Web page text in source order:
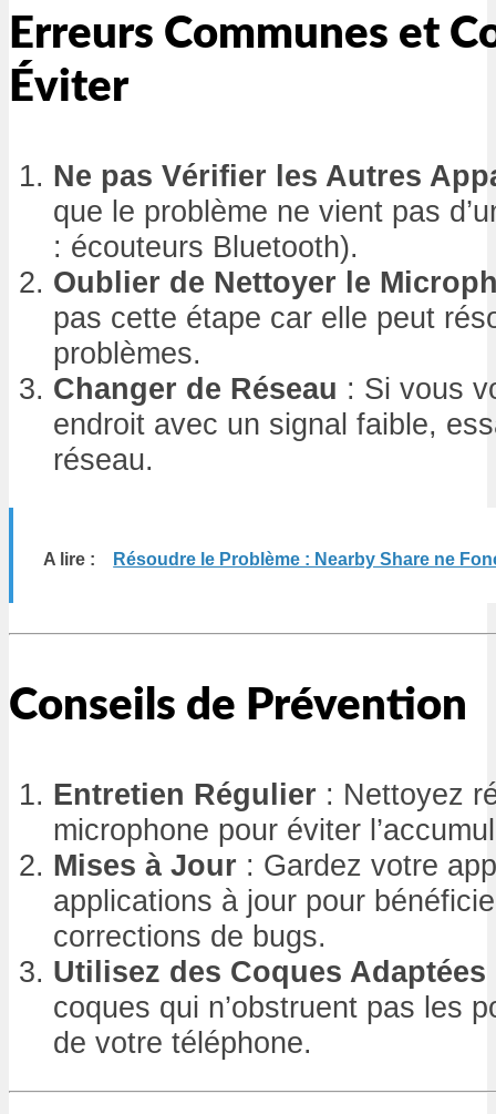
Erreurs Communes et
Éviter
Ne pas Vérifier les Autres
que le problème ne vient pas
: écouteurs Bluetooth).
Oublier de Nettoyer le
pas cette étape car elle peut
problèmes.
Changer de Réseau : Si vous
endroit avec un signal faible,
réseau.
A lire : Résoudre le Problème : Nearby Share ne
Conseils de Prévention
Entretien Régulier : Nettoyez
microphone pour éviter
Mises à Jour : Gardez votre
applications à jour pour
corrections de bugs.
Utilisez des Coques Adaptées
coques qui n’obstruent pas les
de votre téléphone.